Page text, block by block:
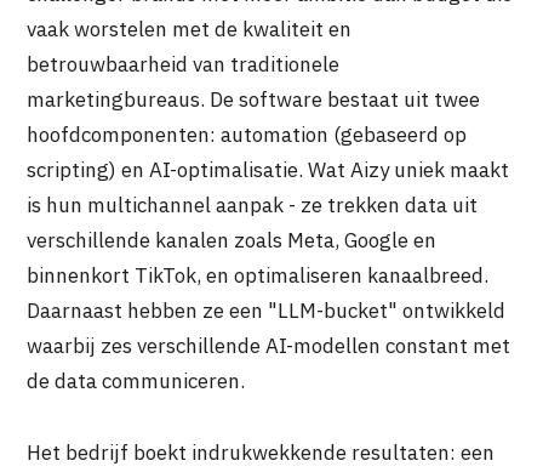
vaak worstelen met de kwaliteit en
betrouwbaarheid van traditionele
marketingbureaus. De software bestaat uit twee
hoofdcomponenten: automation (gebaseerd op
scripting) en AI-optimalisatie. Wat Aizy uniek maakt
is hun multichannel aanpak - ze trekken data uit
verschillende kanalen zoals Meta, Google en
binnenkort TikTok, en optimaliseren kanaalbreed.
Daarnaast hebben ze een "LLM-bucket" ontwikkeld
waarbij zes verschillende AI-modellen constant met
de data communiceren.
Het bedrijf boekt indrukwekkende resultaten: een